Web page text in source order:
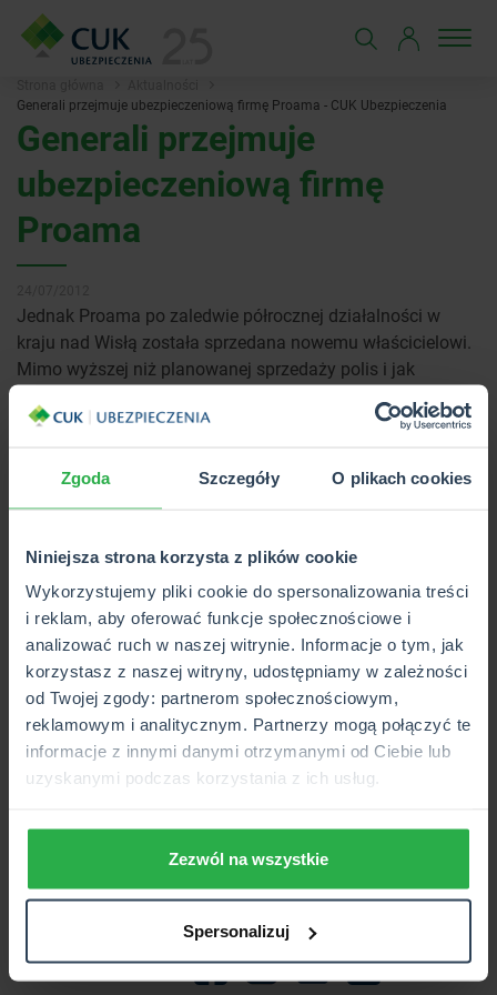
Zgoda Szczegóły O plikach cookies
Niniejsza strona korzysta z plików cookie
Wykorzystujemy pliki cookie do spersonalizowania treści
i reklam, aby oferować funkcje społecznościowe i
analizować ruch w naszej witrynie. Informacje o tym, jak
korzystasz z naszej witryny, udostępniamy w zależności
od Twojej zgody: partnerom społecznościowym,
reklamowym i analitycznym. Partnerzy mogą połączyć te
informacje z innymi danymi otrzymanymi od Ciebie lub
uzyskanymi podczas korzystania z ich usług.
Zezwól na wszystkie
Spersonalizuj
Generali przejmuje ubezpieczeniową firmę Proama - CUK Ubezpieczenia
Generali przejmuje
ubezpieczeniową firmę
Proama
Jednak Proama po zaledwie półrocznej działalności w
kraju nad Wisłą została sprzedana nowemu właścicielowi.
Mimo wyższej niż planowanej sprzedaży polis i jak
Groupama zgodziła się na przejęcie Proamy przez innego
Generali to towarzystwo działające na polskim rynku już od
ubezpieczeń obowiązkowych i autocasco, polisy na życie,
mieszkaniowe czy ubezpieczenia dla firm.
Jak aktualnie twierdzi nowy właściciel, nie zamierza
wycofywać z rynku marki Proama. Dla klientów
najważniejsze jest, to że dotychczas zawarte przez nich
polisy są ważne i w żaden sposób nie zmienia się ich
zakres.
2012-07-24
Obserwuj nas: